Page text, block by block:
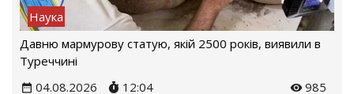
Наука
Давню мармурову статую, якій 2500 років, виявили в
Туреччині
04.08.2026
12:04 985